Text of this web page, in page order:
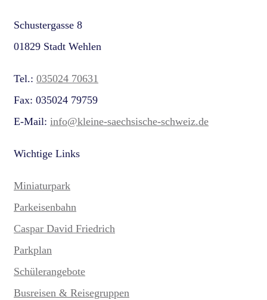
Schustergasse 8
01829 Stadt Wehlen
Tel.: 035024 70631
Fax: 035024 79759
E-Mail: info@kleine-saechsische-schweiz.de
Wichtige Links
Miniaturpark
Parkeisenbahn
Caspar David Friedrich
Parkplan
Schülerangebote
Busreisen & Reisegruppen